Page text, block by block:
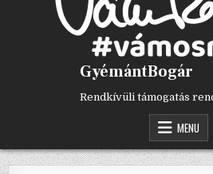
GyémántBogár
Rendkívüli támogatás
MENU